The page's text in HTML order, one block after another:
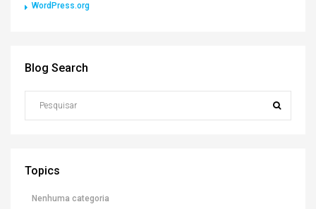
WordPress.org
Blog Search
Topics
Nenhuma categoria